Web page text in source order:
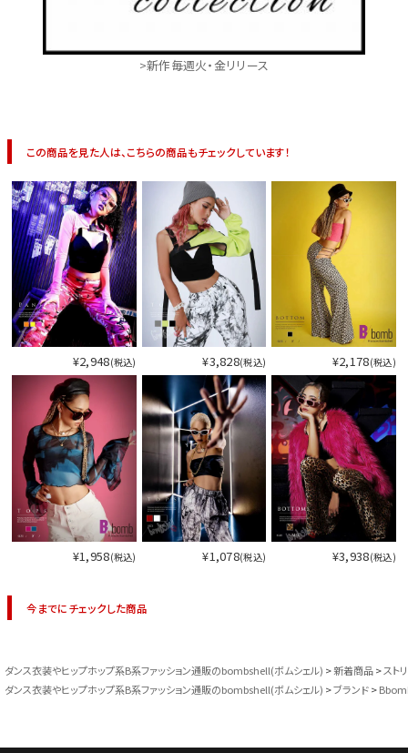
>新作毎週火・金リリース
この商品を見た人は、こちらの商品もチェックしています！
¥2,948(税込) ¥3,828(税込) ¥2,178(税込)
¥1,958(税込) ¥1,078(税込) ¥3,938(税込)
今までにチェックした商品
ダンス衣装やヒップホップ系B系ファッション通販のbombshell(ボムシェル) 新着商品
スト
ダンス衣装やヒップホップ系B系ファッション通販のbombshell(ボムシェル)
ブランド